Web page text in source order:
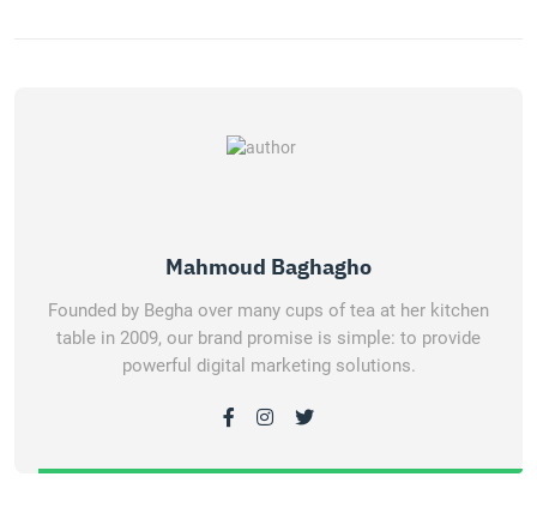
Mahmoud Baghagho
Founded by Begha over many cups of tea at her kitchen
table in 2009, our brand promise is simple: to provide
powerful digital marketing solutions.